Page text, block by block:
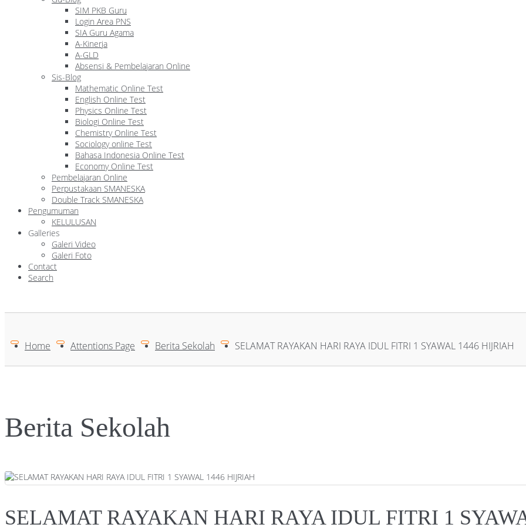
SIM PKB Guru
Login Area PNS
SIA Guru Agama
A-Kinerja
A-GLD
Absensi & Pembelajaran Online
Sis-Blog
Mathematic Online Test
English Online Test
Physics Online Test
Biologi Online Test
Chemistry Online Test
Sociology online Test
Bahasa Indonesia Online Test
Economy Online Test
Pembelajaran Online
Perpustakaan SMANESKA
Double Track SMANESKA
Pengumuman
KELULUSAN
Galleries
Galeri Video
Galeri Foto
Contact
Search
Home Attentions Page Berita Sekolah SELAMAT RAYAKAN HARI RAYA IDUL FITRI 1 SYAWAL 1446 HIJRIAH
Berita Sekolah
SELAMAT RAYAKAN HARI RAYA IDUL FITRI 1